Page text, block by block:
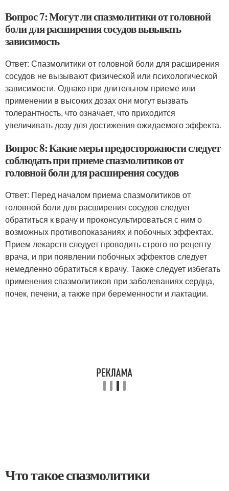
Вопрос 7: Могут ли спазмолитики от головной
боли для расширения сосудов вызывать
зависимость
Ответ: Спазмолитики от головной боли для расширения
сосудов не вызывают физической или психологической
зависимости. Однако при длительном приеме или
применении в высоких дозах они могут вызвать
толерантность, что означает, что приходится
увеличивать дозу для достижения ожидаемого эффекта.
Вопрос 8: Какие меры предосторожности следует
соблюдать при приеме спазмолитиков от
головной боли для расширения сосудов
Ответ: Перед началом приема спазмолитиков от
головной боли для расширения сосудов следует
обратиться к врачу и проконсультироваться с ним о
возможных противопоказаниях и побочных эффектах.
Прием лекарств следует проводить строго по рецепту
врача, и при появлении побочных эффектов следует
немедленно обратиться к врачу. Также следует избегать
применения спазмолитиков при заболеваниях сердца,
почек, печени, а также при беременности и лактации.
Что такое спазмолитики